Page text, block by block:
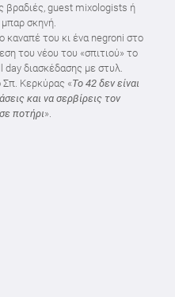
βραδιές, guest mixologists ή
σκηνή.
καναπέ του κι ένα negroni στο
του νέου του «σπιτιού» το
διασκέδασης με στυλ.
Σπ. Κερκύρας «Το 42 δεν είναι
και να σερβίρεις τον
ποτήρι».